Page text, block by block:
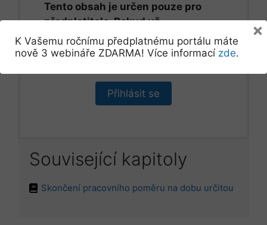
Tento obsah je určen pouze pro
předplatitele. Pokud už
předplatitelem jste, prosíme,
přihlaste se.
Přihlásit se
Související kapitoly
Skončení pracovního poměru na dobu určitou
K Vašemu ročnímu předplatnému portálu máte
nově 3 webináře ZDARMA! Více informací zde.
×